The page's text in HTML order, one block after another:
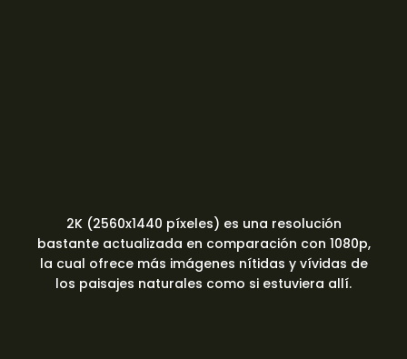
2K (2560x1440 píxeles) es una resolución
bastante actualizada en comparación con 1080p,
la cual ofrece más imágenes nítidas y vívidas de
los paisajes naturales como si estuviera allí.